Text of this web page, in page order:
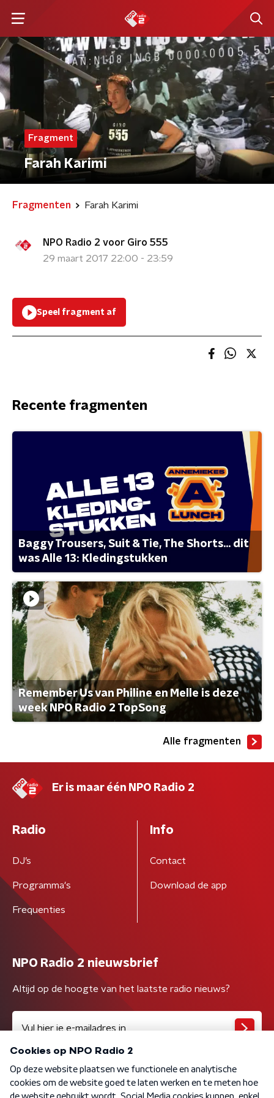
Fragment
Farah Karimi
Fragmenten Farah Karimi
NPO Radio 2 voor Giro 555
29 maart 2017 22:00 - 23:59
Speel fragment af
Recente fragmenten
Baggy Trousers, Suit & Tie, The Shorts... dit
was Alle 13: Kledingstukken
Remember Us van Philine en Melle is deze
week NPO Radio 2 TopSong
Alle fragmenten
Er is maar één NPO Radio 2
Radio
DJ’s
Programma's
Frequenties
Info
Contact
Download de app
NPO Radio 2 nieuwsbrief
Altijd op de hoogte van het laatste radio nieuws?